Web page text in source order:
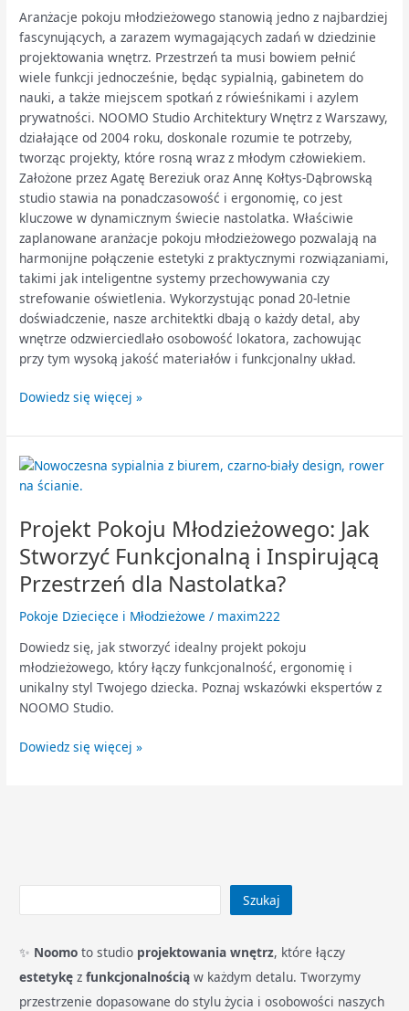
Aranżacje pokoju młodzieżowego stanowią jedno z najbardziej
fascynujących, a zarazem wymagających zadań w dziedzinie
projektowania wnętrz. Przestrzeń ta musi bowiem pełnić
wiele funkcji jednocześnie, będąc sypialnią, gabinetem do
nauki, a także miejscem spotkań z rówieśnikami i azylem
prywatności. NOOMO Studio Architektury Wnętrz z Warszawy,
działające od 2004 roku, doskonale rozumie te potrzeby,
tworząc projekty, które rosną wraz z młodym człowiekiem.
Założone przez Agatę Bereziuk oraz Annę Kołtys-Dąbrowską
studio stawia na ponadczasowość i ergonomię, co jest
kluczowe w dynamicznym świecie nastolatka. Właściwie
zaplanowane aranżacje pokoju młodzieżowego pozwalają na
harmonijne połączenie estetyki z praktycznymi rozwiązaniami,
takimi jak inteligentne systemy przechowywania czy
strefowanie oświetlenia. Wykorzystując ponad 20-letnie
doświadczenie, nasze architektki dbają o każdy detal, aby
wnętrze odzwierciedlało osobowość lokatora, zachowując
przy tym wysoką jakość materiałów i funkcjonalny układ.
Dowiedz się więcej »
Projekt Pokoju Młodzieżowego: Jak
Stworzyć Funkcjonalną i Inspirującą
Przestrzeń dla Nastolatka?
Pokoje Dziecięce i Młodzieżowe / maxim222
Dowiedz się, jak stworzyć idealny projekt pokoju
młodzieżowego, który łączy funkcjonalność, ergonomię i
unikalny styl Twojego dziecka. Poznaj wskazówki ekspertów z
NOOMO Studio.
Projekt
Pokoju
Jak
Stworzyć
Funkcjonalną
Przestrzeń
dla
Nastolatka?
Dowiedz się więcej »
Szukaj
✨ Noomo to studio projektowania wnętrz, które łączy
estetykę zfunkcjonalnością w każdym detalu. Tworzymy
przestrzenie dopasowane do stylu życia i osobowości naszych